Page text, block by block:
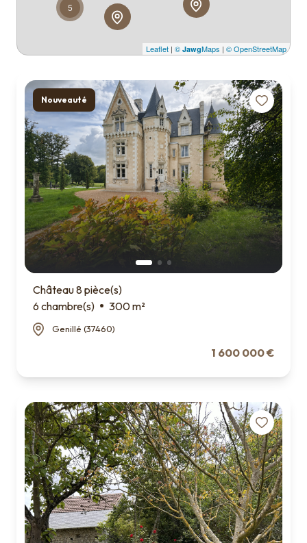
5
Leaflet | © JawgMaps | © OpenStreetMap
Nouveauté
Château 8 pièce(s)
6 chambre(s)
300 m²
Genillé (37460)
1 600 000 €